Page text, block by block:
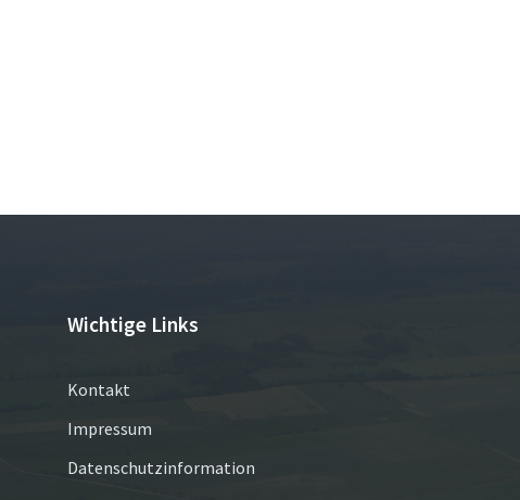
Wichtige Links
Kontakt
Impressum
Datenschutzinformation